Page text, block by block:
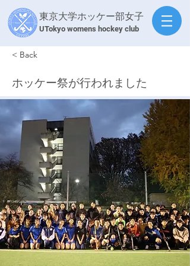
東京大学ホッケー部女子
​UTokyo womens hockey club
< Back
ホッケー祭が行われました